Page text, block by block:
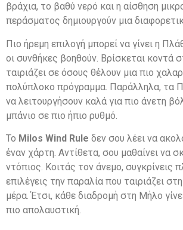
βράχια, το βαθύ νερό και η αίσθηση
περάσματος δημιουργούν μια
Πιο ήρεμη επιλογή μπορεί να γίνει η
οι συνθήκες βοηθούν. Βρίσκεται κοντά
ταιριάζει σε όσους θέλουν μια πιο
πολύπλοκο πρόγραμμα. Παράλληλα, τα
να λειτουργήσουν καλά για πιο άνετη
μπάνιο σε πιο ήπιο ρυθμό.
Το Milos Wind Rule δεν σου λέει να
έναν χάρτη. Αντίθετα, σου μαθαίνει να
ντόπιος. Κοιτάς τον άνεμο, συγκρίνεις
επιλέγεις την παραλία που ταιριάζει
μέρα. Έτσι, κάθε διαδρομή στη Μήλο
πιο απολαυστική.